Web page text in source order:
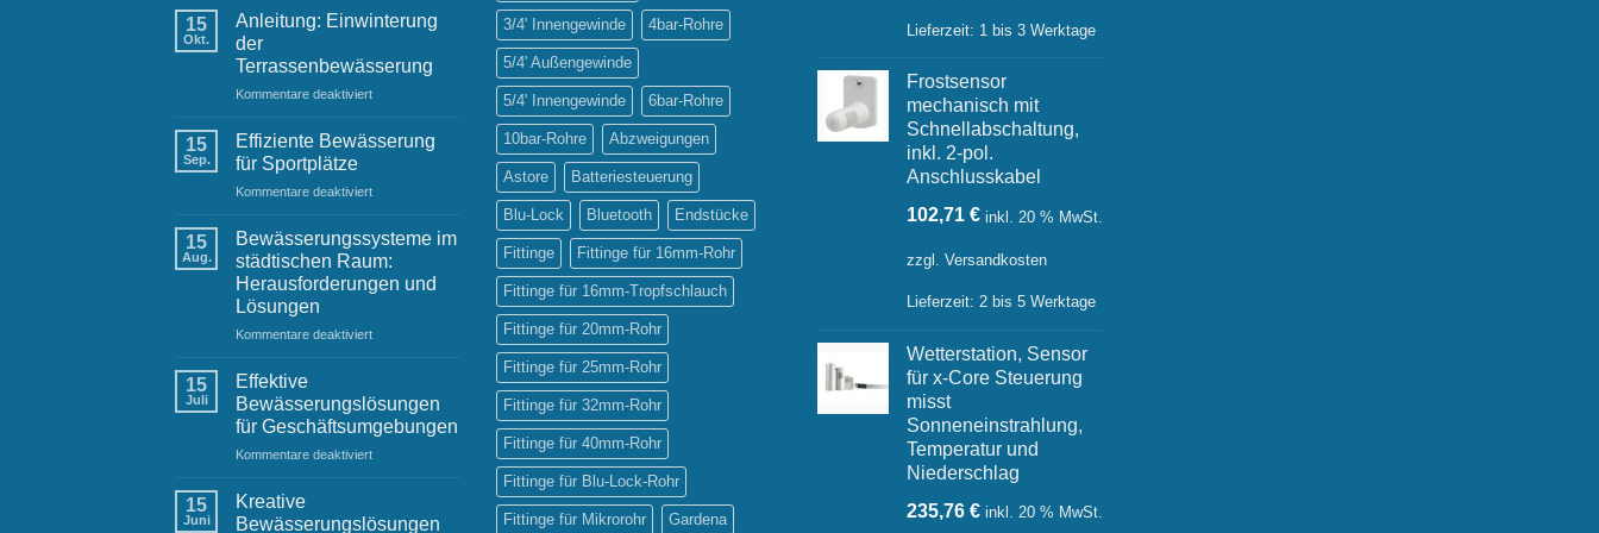
Raintime-
Einwinterung
15
Okt.
Anleitung: Einwinterung
der
Terrassenbewässerung
Kommentare deaktiviertfür
Terrassenbewässerung
15
Sep.
Effiziente Bewässerung
für Sportplätze
Kommentare deaktiviertfür
Bewässerung
für
Sportplätze
15
Aug.
Bewässerungssysteme im
städtischen Raum:
Herausforderungen und
Lösungen
Kommentare deaktiviertfür
Bewässerungssysteme
städtischen
Raum:
Herausforderungen
und
15
Juli
Effektive
Bewässerungslösungen
für Geschäftsumgebungen
Kommentare deaktiviertfür
Bewässerungslösungen
für
15
Juni
Kreative
Bewässerungslösungen
3/4' Innengewinde 4bar-Rohre
5/4' Außengewinde
5/4' Innengewinde 6bar-Rohre
10bar-Rohre Abzweigungen
Astore Batteriesteuerung
Blu-Lock Bluetooth Endstücke
Fittinge Fittinge für 16mm-Rohr
Fittinge für 16mm-Tropfschlauch
Fittinge für 20mm-Rohr
Fittinge für 25mm-Rohr
Fittinge für 32mm-Rohr
Fittinge für 40mm-Rohr
Fittinge für Blu-Lock-Rohr
Fittinge für Mikrorohr Gardena
Lieferzeit: 1 bis 3 Werktage
Frostsensor
mechanisch mit
Schnellabschaltung,
inkl. 2-pol.
Anschlusskabel
102,71 € inkl. 20 % MwSt.
zzgl. Versandkosten
Lieferzeit: 2 bis 5 Werktage
Wetterstation, Sensor
für x-Core Steuerung
misst
Sonneneinstrahlung,
Temperatur und
Niederschlag
235,76 € inkl. 20 % MwSt.